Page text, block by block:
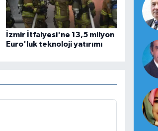
İzmir İtfaiyesi'ne 13,5 milyon
Euro'luk teknoloji yatırımı